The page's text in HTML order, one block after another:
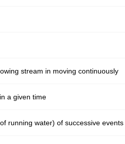
stream in moving continuously
a given time
running water) of successive